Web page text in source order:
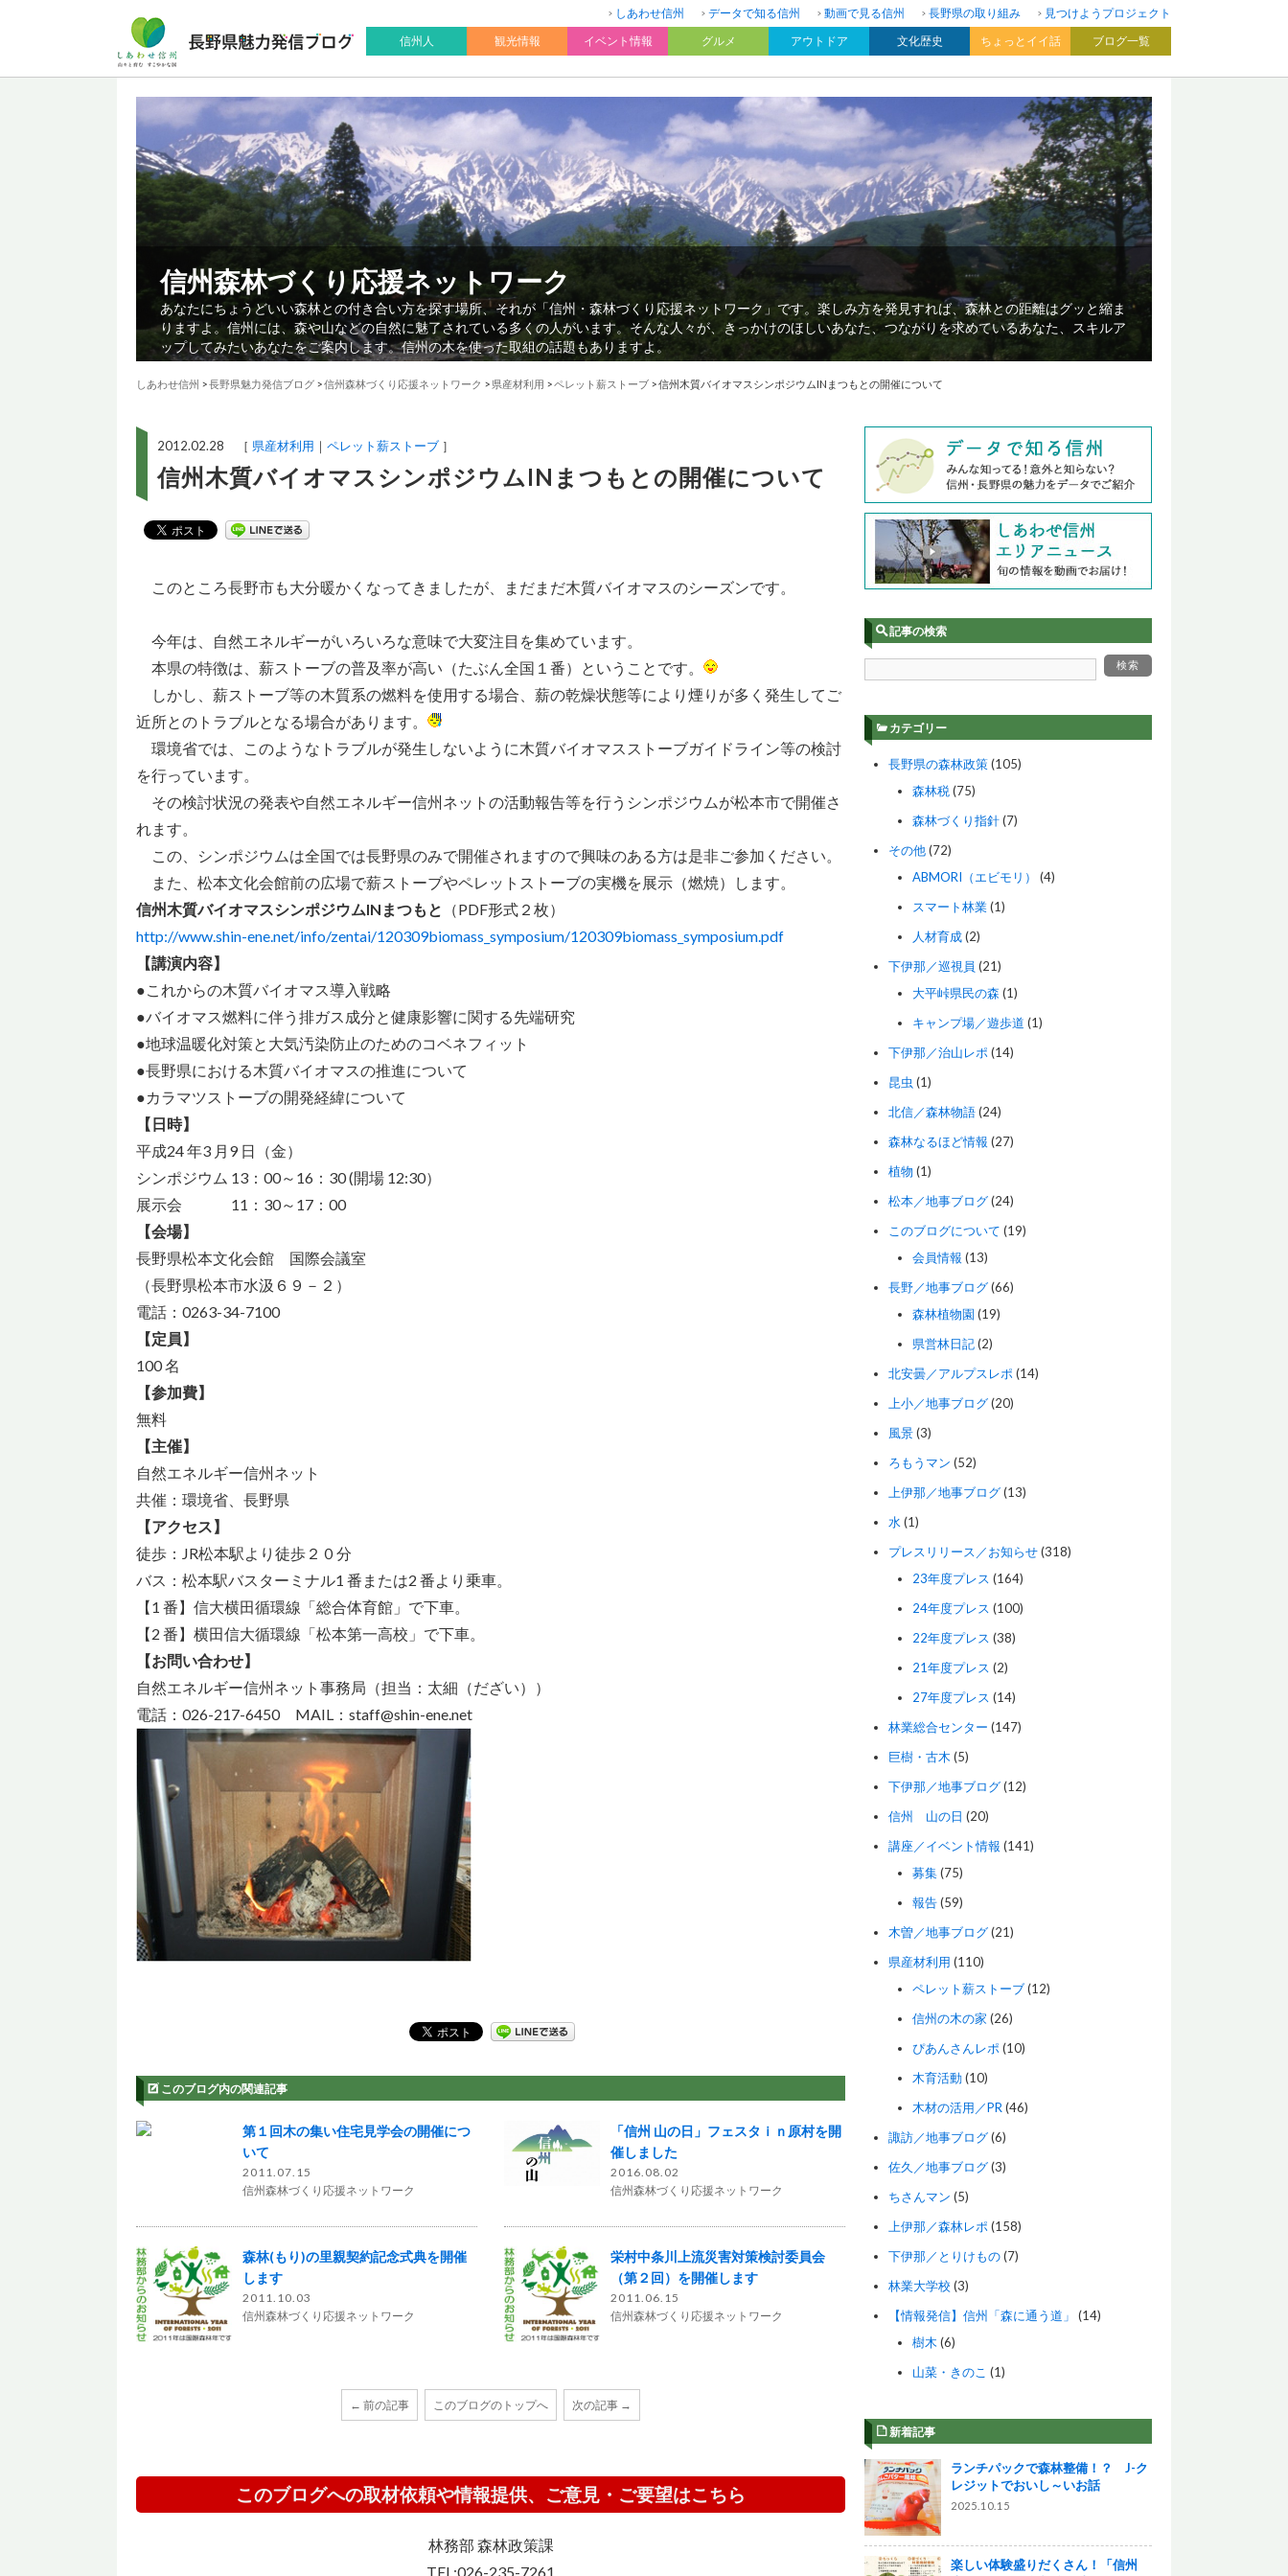
しあわせ信州 データで知る信州 動画で見る信州 長野県の取り組み
見つけようプロジェクト
信州人
観光情報 イベント情報 グルメ アウトドア 文化歴史 ちょっとイイ話 ブログ一覧
信州森林づくり応援ネットワーク
あなたにちょうどいい森林との付き合い方を探す場所、それが「信州・森林づくり応援ネットワーク」です。楽しみ方を発見すれば、森林との距離はグッと縮ま
りますよ。信州には、森や山などの自然に魅了されている多くの人がいます。そんな人々が、きっかけのほしいあなた、つながりを求めているあなた、スキルア
ップしてみたいあなたをご案内します。信州の木を使った取組の話題もありますよ。
しあわせ信州 >長野県魅力発信ブログ >信州森林づくり応援ネットワーク > 県産材利用 >ペレット薪ストーブ >信州木質バイオマスシンポジウムINまつもとの開催について
2012.02.28 ［ 県産材利用 ペレット薪ストーブ ］
信州木質バイオマスシンポジウムINまつもとの開催について
このところ長野市も大分暖かくなってきましたが、まだまだ木質バイオマスのシーズンです。
今年は、自然エネルギーがいろいろな意味で大変注目を集めています。
本県の特徴は、薪ストーブの普及率が高い（たぶん全国１番）ということです。
しかし、薪ストーブ等の木質系の燃料を使用する場合、薪の乾燥状態等により煙りが多く発生してご
近所とのトラブルとなる場合があります。
環境省では、このようなトラブルが発生しないように木質バイオマスストーブガイドライン等の検討
を行っています。
その検討状況の発表や自然エネルギー信州ネットの活動報告等を行うシンポジウムが松本市で開催さ
れます。
この、シンポジウムは全国では長野県のみで開催されますので興味のある方は是非ご参加ください。
また、松本文化会館前の広場で薪ストーブやペレットストーブの実機を展示（燃焼）します。
信州木質バイオマスシンポジウムINまつもと
（PDF形式２枚）
http://www.shin-ene.net/info/zentai/120309biomass_symposium/120309biomass_symposium.pdf
【講演内容】
●これからの木質バイオマス導入戦略
●バイオマス燃料に伴う排ガス成分と健康影響に関する先端研究
●地球温暖化対策と大気汚染防止のためのコベネフィット
●長野県における木質バイオマスの推進について
●カラマツストーブの開発経緯について
【日時】
平成24 年3 月9 日（金）
シンポジウム 13：00～16：30 (開場 12:30）
展示会 11：30～17：00
【会場】
長野県松本文化会館 国際会議室
（長野県松本市水汲６９－２）
電話：0263-34-7100
【定員】
100 名
【参加費】
無料
【主催】
自然エネルギー信州ネット
共催：環境省、長野県
【アクセス】
徒歩：JR松本駅より徒歩２０分
バス：松本駅バスターミナル1 番または2 番より乗車。
【1 番】信大横田循環線「総合体育館」で下車。
【2 番】横田信大循環線「松本第一高校」で下車。
【お問い合わせ】
自然エネルギー信州ネット事務局（担当：太細（だざい））
電話：026-217-6450 MAIL：staff@shin-ene.net
このブログ内の関連記事
第１回木の集い住宅見学会の開催につ
いて
2011.07.15
信州森林づくり応援ネットワーク
「信州 山の日」フェスタｉｎ原村を開
催しました
2016.08.02
信州森林づくり応援ネットワーク
森林(もり)の里親契約記念式典を開催
します
2011.10.03
信州森林づくり応援ネットワーク
栄村中条川上流災害対策検討委員会
（第２回）を開催します
2011.06.15
信州森林づくり応援ネットワーク
← 前の記事 このブログのトップへ 次の記事 →
このブログへの取材依頼や情報提供、ご意見・ご要望はこちら
林務部 森林政策課
TEL:026-235-7261
記事の検索
カテゴリー
長野県の森林政策(105)
森林税 (75)
森林づくり指針(7)
その他(72)
ABMORI（エビモリ）
(4)
スマート林業(1)
人材育成(2)
下伊那／巡視員 (21)
大平峠県民の森 (1)
キャンプ場／遊歩道 (1)
下伊那／治山レポ (14)
昆虫 (1)
北信／森林物語(24)
森林なるほど情報 (27)
植物 (1)
松本／地事ブログ(24)
このブログについて (19)
会員情報 (13)
長野／地事ブログ(66)
森林植物園 (19)
県営林日記(2)
北安曇／アルプスレポ (14)
上小／地事ブログ(20)
風景(3)
ろもうマン (52)
上伊那／地事ブログ(13)
水 (1)
プレスリリース／お知らせ(318)
23年度プレス (164)
24年度プレス (100)
22年度プレス (38)
21年度プレス (2)
27年度プレス (14)
林業総合センター (147)
巨樹・古木 (5)
下伊那／地事ブログ(12)
信州 山の日 (20)
講座／イベント情報 (141)
募集(75)
報告(59)
木曽／地事ブログ(21)
県産材利用 (110)
ペレット薪ストーブ(12)
信州の木の家 (26)
ぴあんさんレポ (10)
木育活動(10)
木材の活用／PR (46)
諏訪／地事ブログ(6)
佐久／地事ブログ(3)
ちさんマン (5)
上伊那／森林レポ (158)
下伊那／とりけもの(7)
林業大学校 (3)
【情報発信】信州「森に通う道」
(14)
樹木 (6)
山菜・きのこ (1)
新着記事
ランチパックで森林整備！？ J-ク
レジットでおいし～いお話
2025.10.15
楽しい体験盛りだくさん！「信州